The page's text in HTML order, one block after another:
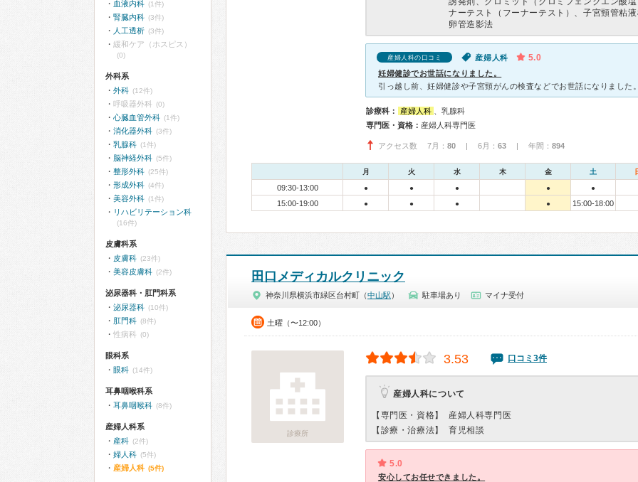
ナーテスト（フーナーテスト）、子宮頸管粘
卵管造影法
産婦人科の口コミ 産婦人科 5.0
妊婦健診でお世話になりました。
診療科： 産婦人科
、乳腺科
専門医・資格： 産婦人科専門医
アクセス数 7月： 80 | 6月： 63 | 年間： 894
月 火 水 木 金 土
09:30-13:00 ● ● ● ● ●
15:00-19:00 ● ● ● ● 15:00-18:00
田口メディカルクリニック
神奈川県横浜市緑区台村町（中山駅 ） 駐車場あり マイナ受付
土曜（〜12:00）
診療所
3.53 口コミ3件
産婦人科について
【専門医・資格】
産婦人科専門医
【診療・治療法】
育児相談
5.0
安心してお任せできました。
血液内科 (1件)
腎臓内科 (3件)
人工透析 (3件)
緩和ケア（ホスピス）
(0)
外科系
外科 (12件)
呼吸器外科 (0)
心臓血管外科 (1件)
消化器外科 (3件)
乳腺科 (1件)
脳神経外科 (5件)
整形外科 (25件)
形成外科 (4件)
美容外科 (1件)
リハビリテーション科
(16件)
皮膚科系
皮膚科 (23件)
美容皮膚科 (2件)
泌尿器科・肛門科系
泌尿器科 (10件)
肛門科 (8件)
性病科 (0)
眼科系
眼科 (14件)
耳鼻咽喉科系
耳鼻咽喉科 (8件)
産婦人科系
産科 (2件)
婦人科 (5件)
産婦人科 (5件)